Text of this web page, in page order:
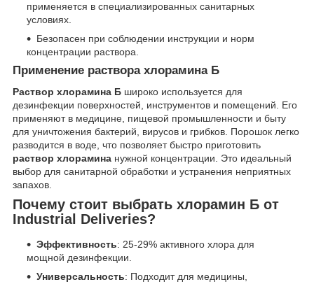
применяется в специализированных санитарных
условиях.
Безопасен при соблюдении инструкции и норм
концентрации раствора.
Применение раствора хлорамина Б
Раствор хлорамина Б широко используется для
дезинфекции поверхностей, инструментов и помещений. Его
применяют в медицине, пищевой промышленности и быту
для уничтожения бактерий, вирусов и грибков. Порошок легко
разводится в воде, что позволяет быстро приготовить
раствор хлорамина нужной концентрации. Это идеальный
выбор для санитарной обработки и устранения неприятных
запахов.
Почему стоит выбрать хлорамин Б от
Industrial Deliveries?
Эффективность: 25-29% активного хлора для
мощной дезинфекции.
Универсальность: Подходит для медицины,